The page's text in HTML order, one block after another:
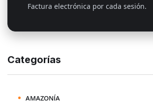
Factura electrónica por cada sesión.
Categorías
AMAZONÍA